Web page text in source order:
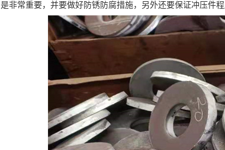
是非常重要，并要做好防锈防腐措施，另外还要保证冲压件